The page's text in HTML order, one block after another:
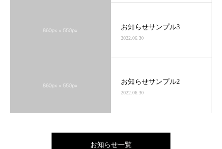
お知らせサンプル3
2022.06.30
お知らせサンプル2
2022.06.30
お知らせ一覧